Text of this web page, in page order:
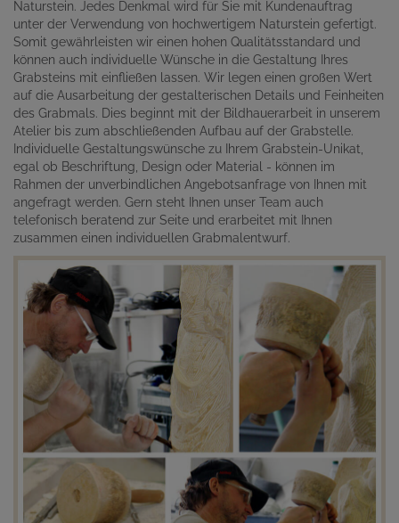
Naturstein. Jedes Denkmal wird für Sie mit Kundenauftrag
unter der Verwendung von hochwertigem Naturstein gefertigt.
Somit gewährleisten wir einen hohen Qualitätsstandard und
können auch individuelle Wünsche in die Gestaltung Ihres
Grabsteins mit einfließen lassen. Wir legen einen großen Wert
auf die Ausarbeitung der gestalterischen Details und Feinheiten
des Grabmals. Dies beginnt mit der Bildhauerarbeit in unserem
Atelier bis zum abschließenden Aufbau auf der Grabstelle.
Individuelle Gestaltungswünsche zu Ihrem Grabstein-Unikat,
egal ob Beschriftung, Design oder Material - können im
Rahmen der unverbindlichen Angebotsanfrage von Ihnen mit
angefragt werden. Gern steht Ihnen unser Team auch
telefonisch beratend zur Seite und erarbeitet mit Ihnen
zusammen einen individuellen Grabmalentwurf.